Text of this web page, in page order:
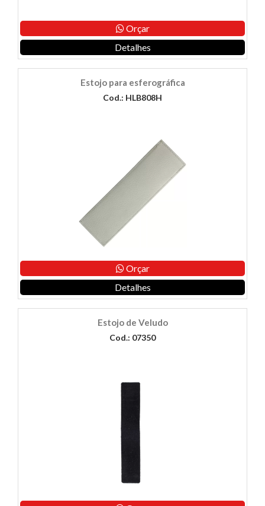
Orçar
Detalhes
Estojo para esferográfica
Cod.: HLB808H
Orçar
Detalhes
Estojo de Veludo
Cod.: 07350